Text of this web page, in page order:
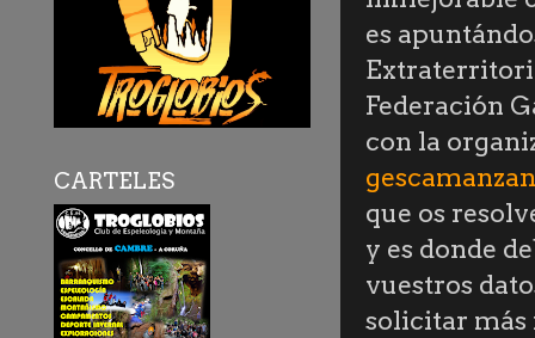
es
Federación
con la
que os
y es donde
vuestros
solicitar
CARTELES